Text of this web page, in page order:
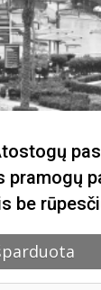
pramogų
be